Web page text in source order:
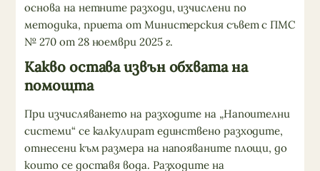
основа на нетните разходи, изчислени по
методика, приета от Министерския съвет с ПМС
№ 270 от 28 ноември 2025 г.
Какво остава извън обхвата на
помощта
При изчисляването на разходите на „Напоителни
системи“ се калкулират единствено разходите,
отнесени към размера на напояваните площи, до
които се доставя вода. Разходите на